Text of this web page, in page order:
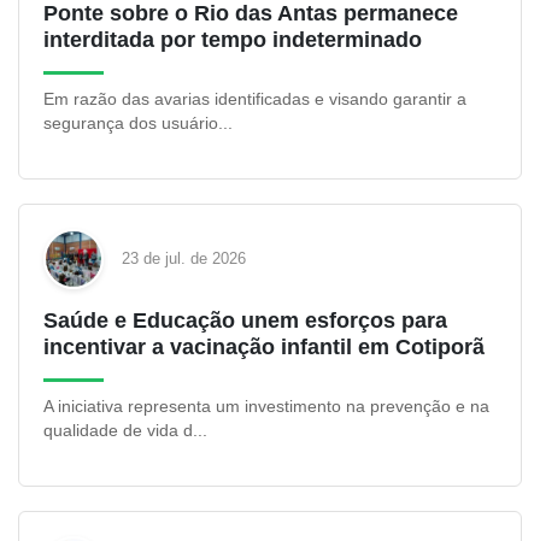
Ponte sobre o Rio das Antas permanece
interditada por tempo indeterminado
Em razão das avarias identificadas e visando garantir a
segurança dos usuário...
23 de jul. de 2026
Saúde e Educação unem esforços para
incentivar a vacinação infantil em Cotiporã
A iniciativa representa um investimento na prevenção e na
qualidade de vida d...